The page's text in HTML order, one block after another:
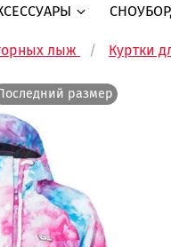
лыж Куртки
размер